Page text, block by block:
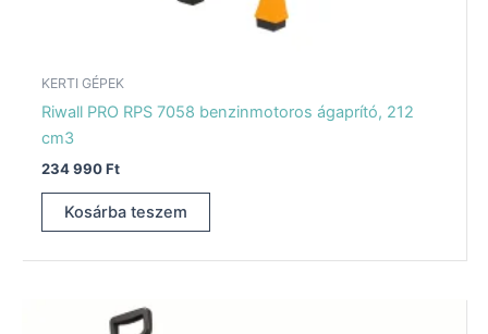
KERTI GÉPEK
Riwall PRO RPS 7058 benzinmotoros ágaprító, 212
cm3
234 990Ft
Kosárba teszem